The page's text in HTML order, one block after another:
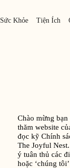
Sức Khỏe Tiện Ích
Chào mừng
thăm website
đọc kỹ Chính
The Joyful
ý tuân thủ các
hoặc ‘chúng